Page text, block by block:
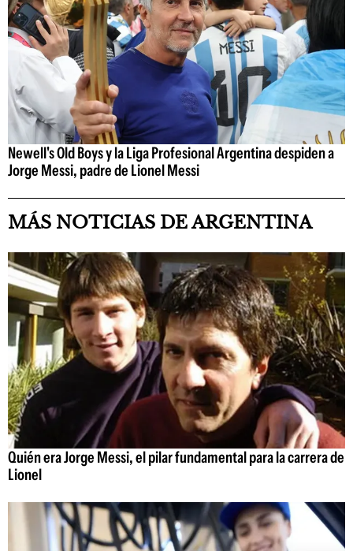
Newell's Old Boys y la Liga Profesional Argentina despiden a
Jorge Messi, padre de Lionel Messi
MÁS NOTICIAS DE ARGENTINA
Quién era Jorge Messi, el pilar fundamental para la carrera de
Lionel